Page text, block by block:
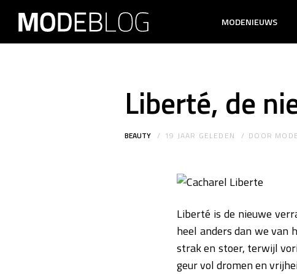
MODENIEUWS
Liberté, de
BEAUTY 19 JAAR GELEDEN DOOR
Liberté is de nieuwe
heel anders dan we van
strak en stoer, terwijl
geur vol dromen en